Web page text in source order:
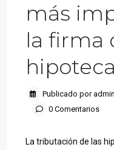
más
la firma
hipoteca
Publicado por
0 Comentarios
La tributación de las